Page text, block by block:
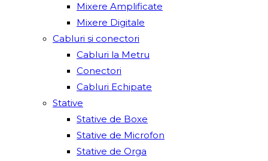
Mixere Amplificate
Mixere Digitale
Cabluri si conectori
Cabluri la Metru
Conectori
Cabluri Echipate
Stative
Stative de Boxe
Stative de Microfon
Stative de Orga